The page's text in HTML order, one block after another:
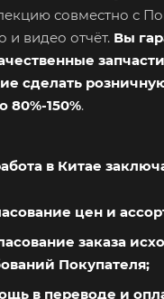
совместно с
и видео отчёт. Вы
сделать
80%-150%.
в Китае
цен и
заказа
Покупателя;
в переводе и